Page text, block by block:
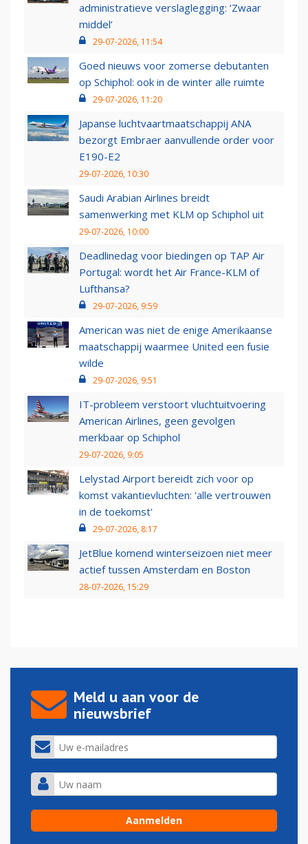
administratieve verslaglegging: ‘Zwaar
middel’
29-07-2026, 11:54
Goed nieuws voor zomerse debutanten
op Schiphol: ook in de winter alle ruimte
29-07-2026, 11:20
Japanse luchtvaartmaatschappij ANA
bezorgt Embraer aanvullende order voor
E190-E2
29-07-2026, 10:30
Saudi Arabian Airlines breidt
samenwerking met KLM op Schiphol uit
29-07-2026, 10:00
Deadlinedag voor biedingen op TAP Air
Portugal: wordt het Air France-KLM of
Lufthansa?
29-07-2026, 9:59
American was niet de enige Amerikaanse
maatschappij waarmee United een fusie
wilde
29-07-2026, 9:51
IT-probleem verstoort vluchtuitvoering
American Airlines, geen gevolgen
merkbaar op Schiphol
29-07-2026, 9:05
Lelystad Airport bereidt zich voor op
komst vakantievluchten: 'alle vertrouwen
in de toekomst'
29-07-2026, 8:17
JetBlue komend winterseizoen niet meer
actief tussen Amsterdam en Boston
28-07-2026, 15:29
Meld u aan voor de
nieuwsbrief